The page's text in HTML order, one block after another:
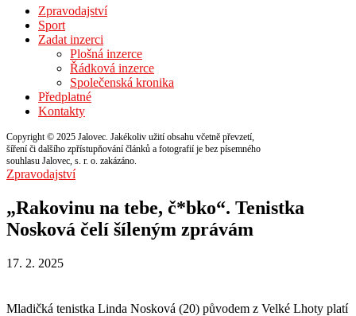
Zpravodajství
Sport
Zadat inzerci
Plošná inzerce
Řádková inzerce
Společenská kronika
Předplatné
Kontakty
Copyright © 2025 Jalovec. Jakékoliv užití obsahu včetně převzetí,
šíření či dalšího zpřístupňování článků a fotografií je bez písemného
souhlasu Jalovec, s. r. o. zakázáno.
Zpravodajství
„Rakovinu na tebe, č*bko“. Tenistka
Nosková čelí šíleným zprávám
17. 2. 2025
Mladičká tenistka Linda Nosková (20) původem z Velké Lhoty platí